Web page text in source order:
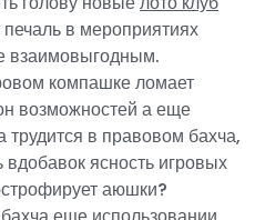
в мероприятиях
взаимовыгодным.
компашке ломает
возможностей а еще
в правовом бахча,
ясность игровых
аюшки?